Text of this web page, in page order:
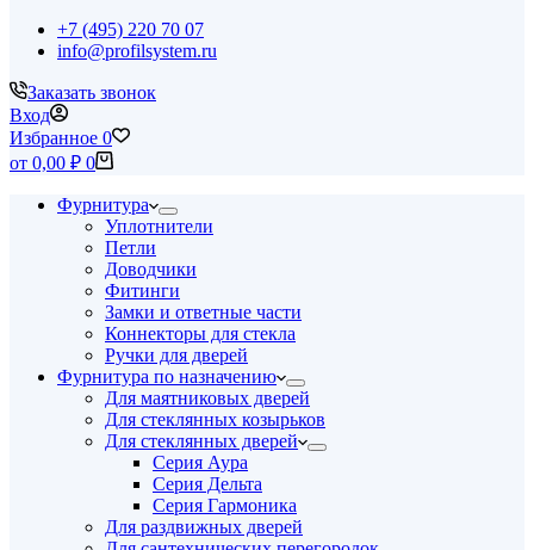
+7 (495) 220 70 07
info@profilsystem.ru
Заказать звонок
Вход
Избранное 0
Корзина
от 0,00 ₽ 0
Фурнитура
Уплотнители
Петли
Доводчики
Фитинги
Замки и ответные части
Коннекторы для стекла
Ручки для дверей
Фурнитура по назначению
Для маятниковых дверей
Для стеклянных козырьков
Для стеклянных дверей
Серия Аура
Серия Дельта
Серия Гармоника
Для раздвижных дверей